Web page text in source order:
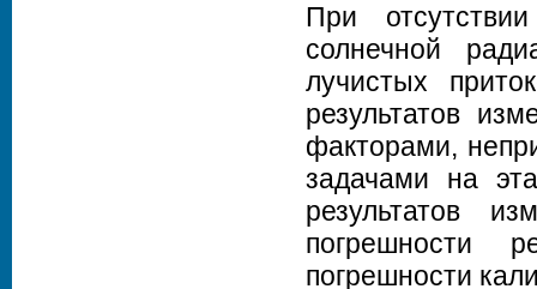
При
солнечной
лучистых
результатов
факторами,
задачами на
результатов
погрешности
погрешности